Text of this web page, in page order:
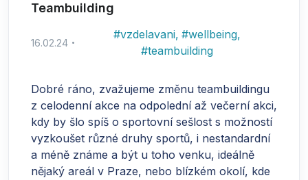
Teambuilding
16.02.24
#vzdelavani, #wellbeing,
#teambuilding
Dobré ráno, zvažujeme změnu teambuildingu
z celodenní akce na odpolední až večerní akci,
kdy by šlo spíš o sportovní sešlost s možností
vyzkoušet různé druhy sportů, i nestandardní
a méně známe a být u toho venku, ideálně
nějaký areál v Praze, nebo blízkém okolí, kde